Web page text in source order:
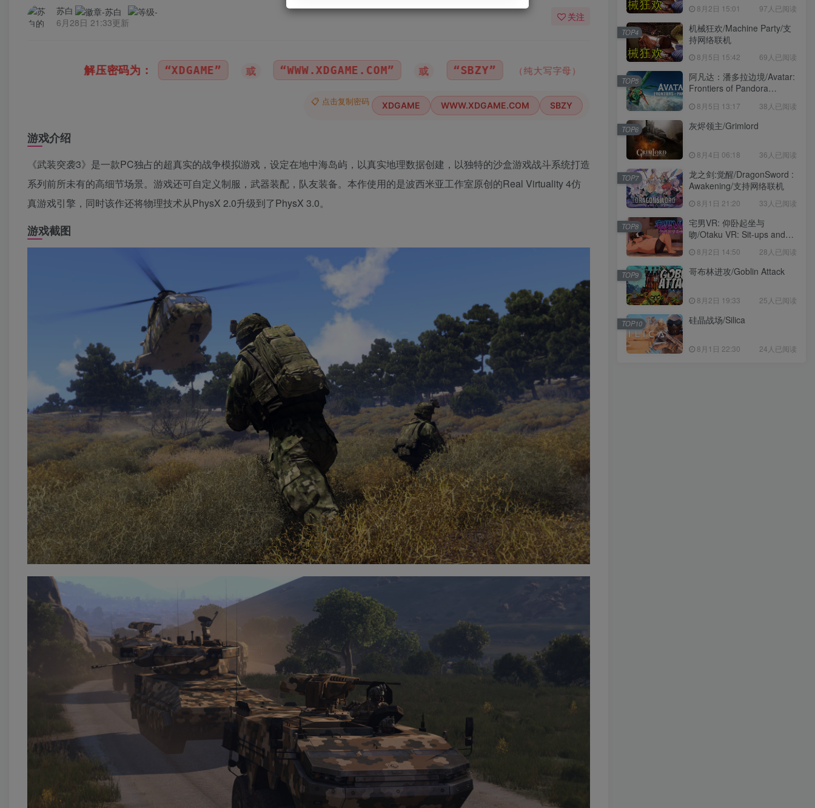
苏白
6月28日 21:33更新
关注
或 “WWW.XDGAME.COM” “SBZY” （纯大写字母） ｜ 📦下载地址空文件为 正在上传中 ，请稍后再查看 ~ ｜ 💡
📋 点击复制密码 XDGAME WWW.XDGAME.COM SBZY
游戏介绍
《武装突袭3》是一款PC独占的超真实的战争模拟游戏，设定在地中海岛屿，以真实地理数据创建，以独特的沙盒游戏战斗系统打造
系列前所未有的高细节场景。游戏还可自定义制服，武器装配，队友装备。本作使用的是波西米亚工作室原创的Real Virtuality 4仿
真游戏引擎，同时该作还将物理技术从PhysX 2.0升级到了PhysX 3.0。
游戏截图
8月2日 15:01 97人已阅读
机械狂欢/Machine Party/支
持网络联机
8月5日 15:42 69人已阅读
TOP4
阿凡达：潘多拉边境/Avatar:
Frontiers of Pandora
8月5日 13:17 38人已阅读
TOP5
灰烬领主/Grimlord
8月4日 06:18 36人已阅读
TOP6
龙之剑:觉醒/DragonSword :
Awakening/支持网络联机
8月1日 21:20 33人已阅读
TOP7
宅男VR: 仰卧起坐与
吻/Otaku VR: Sit-ups and
8月2日 14:50 28人已阅读
TOP8
哥布林进攻/Goblin Attack
8月2日 19:33 25人已阅读
TOP9
硅晶战场/Silica
8月1日 22:30 24人已阅读
TOP10